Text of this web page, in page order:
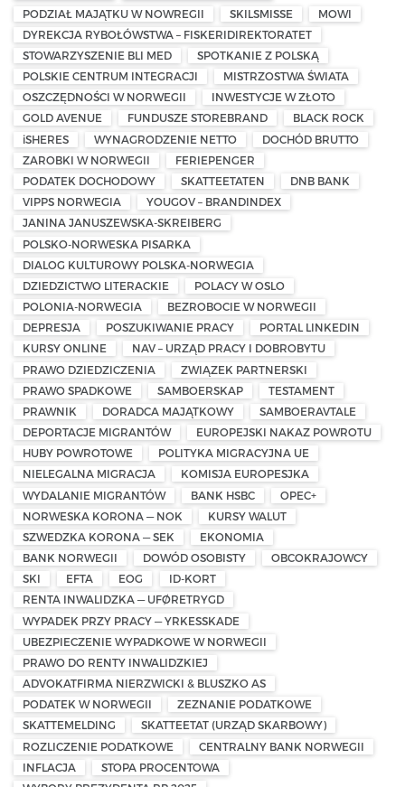
PODZIAŁ MAJĄTKU W NOWREGII
SKILSMISSE
MOWI
DYREKCJA RYBOŁÓWSTWA – FISKERIDIREKTORATET
STOWARZYSZENIE BLI MED
SPOTKANIE Z POLSKĄ
POLSKIE CENTRUM INTEGRACJI
MISTRZOSTWA ŚWIATA
OSZCZĘDNOŚCI W NORWEGII
INWESTYCJE W ZŁOTO
GOLD AVENUE
FUNDUSZE STOREBRAND
BLACK ROCK
iSHERES
WYNAGRODZENIE NETTO
DOCHÓD BRUTTO
ZAROBKI W NORWEGII
FERIEPENGER
PODATEK DOCHODOWY
SKATTEETATEN
DNB BANK
VIPPS NORWEGIA
YOUGOV – BRANDINDEX
JANINA JANUSZEWSKA-SKREIBERG
POLSKO-NORWESKA PISARKA
DIALOG KULTUROWY POLSKA-NORWEGIA
DZIEDZICTWO LITERACKIE
POLACY W OSLO
POLONIA-NORWEGIA
BEZROBOCIE W NORWEGII
DEPRESJA
POSZUKIWANIE PRACY
PORTAL LINKEDIN
KURSY ONLINE
NAV – URZĄD PRACY I DOBROBYTU
PRAWO DZIEDZICZENIA
ZWIĄZEK PARTNERSKI
PRAWO SPADKOWE
SAMBOERSKAP
TESTAMENT
PRAWNIK
DORADCA MAJĄTKOWY
SAMBOERAVTALE
DEPORTACJE MIGRANTÓW
EUROPEJSKI NAKAZ POWROTU
HUBY POWROTOWE
POLITYKA MIGRACYJNA UE
NIELEGALNA MIGRACJA
KOMISJA EUROPESJKA
WYDALANIE MIGRANTÓW
BANK HSBC
OPEC+
NORWESKA KORONA — NOK
KURSY WALUT
SZWEDZKA KORONA — SEK
EKONOMIA
BANK NORWEGII
DOWÓD OSOBISTY
OBCOKRAJOWCY
SKI
EFTA EOG
ID-KORT
RENTA INWALIDZKA — UFØRETRYGD
WYPADEK PRZY PRACY — YRKESSKADE
UBEZPIECZENIE WYPADKOWE W NORWEGII
PRAWO DO RENTY INWALIDZKIEJ
ADVOKATFIRMA NIERZWICKI & BLUSZKO AS
PODATEK W NORWEGII
ZEZNANIE PODATKOWE
SKATTEMELDING
SKATTEETAT (URZĄD SKARBOWY)
ROZLICZENIE PODATKOWE
CENTRALNY BANK NORWEGII
INFLACJA
STOPA PROCENTOWA